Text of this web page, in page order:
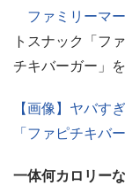
ファミリーマ
トスナック「フ
チキバーガー」
【画像】ヤバ
「ファピチキバ
一体何カロリー